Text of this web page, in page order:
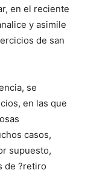
en el reciente
y asimile
de san
se
en las que
casos,
supuesto,
de ?retiro